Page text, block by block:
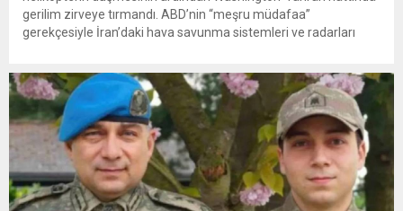
gerilim zirveye tırmandı. ABD’nin “meşru müdafaa”
gerekçesiyle İran’daki hava savunma sistemleri ve radarları
yeni bir ABD saldırısına anında yanıt verileceğini duyurdu....